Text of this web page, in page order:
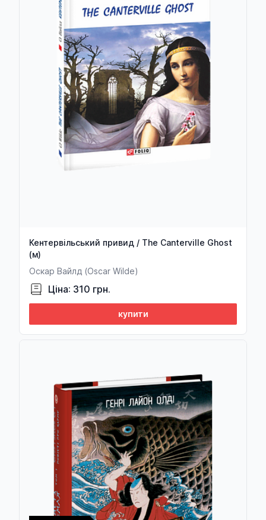
Кентервільський привид / The Canterville Ghost
(м)
Оскар Вайлд (Oscar Wilde)
Ціна: 310 грн.
купити